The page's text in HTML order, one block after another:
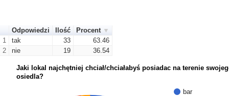
Odpowiedzi Ilość
Procent
1
tak 33
63.46
2
nie 19 36.54
Jaki lokal najchętniej chciał/chciałabyś posiadac na terenie
osiedla?
bar